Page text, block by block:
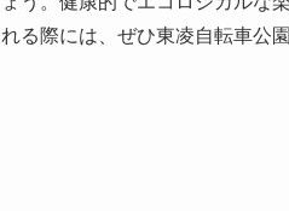
れる際には、ぜひ東凌自転車公